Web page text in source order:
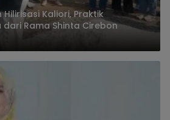
Kaliori, Praktik
Rama Shinta Cirebon